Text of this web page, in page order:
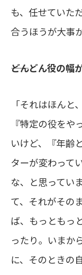
も、任せていた
合うほうが大事
――どんどん役の
「それはほんと
『特定の役を
いけど、『年齢
ターが変わって
な、と思ってい
て、それがその
ば、もっともっ
ったり。いまか
に、そのときの